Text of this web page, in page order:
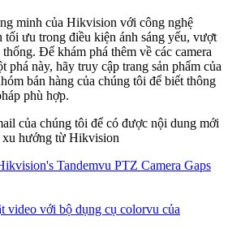
minh của Hikvision với công nghệ
tối ưu trong điều kiện ánh sáng yếu, vượt
Để khám phá thêm về các camera
phá này, hãy truy cập trang sản phẩm của
bán hàng của chúng tôi để biết thông
phù hợp.
của chúng tôi để có được nội dung mới
xu hướng từ Hikvision
Tandemvu PTZ Camera Gaps
video với bộ dụng cụ colorvu của